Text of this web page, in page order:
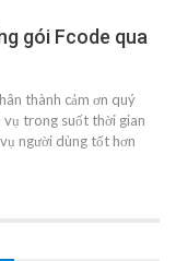
gói Fcode qua
thành cảm ơn quý
vụ trong suốt thời gian
người dùng tốt hơn